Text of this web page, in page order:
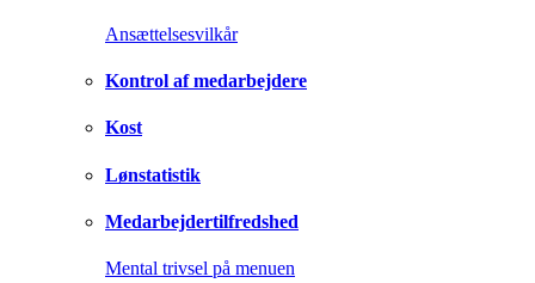
Ansættelsesvilkår
Kontrol af medarbejdere
Kost
Lønstatistik
Medarbejdertilfredshed
Mental trivsel på menuen